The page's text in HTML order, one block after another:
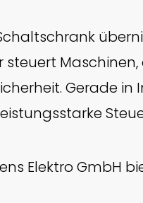
steuert
Gerade
Elektro GmbH